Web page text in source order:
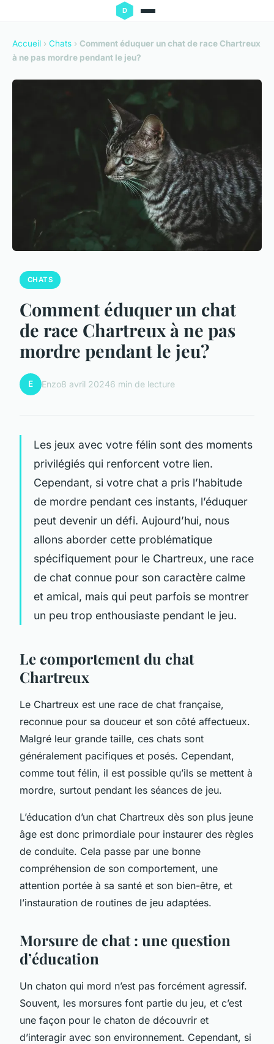
Accueil › Chats › Comment éduquer un chat de race Chartreux
à ne pas mordre pendant le jeu?
CHATS
Comment éduquer un chat
de race Chartreux à ne pas
mordre pendant le jeu?
E Enzo8 avril 20246 min de lecture
Les jeux avec votre félin sont des moments
privilégiés qui renforcent votre lien.
Cependant, si votre chat a pris l’habitude
de mordre pendant ces instants, l’éduquer
peut devenir un défi. Aujourd’hui, nous
allons aborder cette problématique
spécifiquement pour le Chartreux, une race
de chat connue pour son caractère calme
et amical, mais qui peut parfois se montrer
un peu trop enthousiaste pendant le jeu.
Le comportement du chat
Chartreux
Le Chartreux est une race de chat française,
reconnue pour sa douceur et son côté affectueux.
Malgré leur grande taille, ces chats sont
généralement pacifiques et posés. Cependant,
comme tout félin, il est possible qu’ils se mettent à
mordre, surtout pendant les séances de jeu.
L’éducation d’un chat Chartreux dès son plus jeune
âge est donc primordiale pour instaurer des règles
de conduite. Cela passe par une bonne
compréhension de son comportement, une
attention portée à sa santé et son bien-être, et
l’instauration de routines de jeu adaptées.
Morsure de chat : une question
d’éducation
Un chaton qui mord n’est pas forcément agressif.
Souvent, les morsures font partie du jeu, et c’est
une façon pour le chaton de découvrir et
d’interagir avec son environnement. Cependant, si